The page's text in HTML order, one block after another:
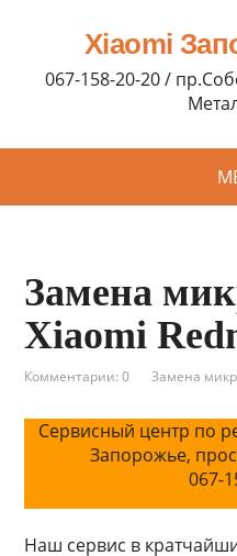
Xiaomi
067-158-20-20 /
Замена
Xiaomi
Комментарии: 0 Замена
Сервисный центр по
Запорожье,
067-
Наш сервис в